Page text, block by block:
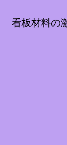
看板材料の